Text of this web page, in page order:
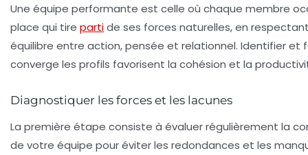
Une équipe performante est celle où chaque membre
place qui tire partide ses forces naturelles, en
équilibre entre action, pensée et relationnel. Identifier et
converge les profils favorisent la cohésion et la
Diagnostiquer les forces et les lacunes
La première étape consiste à évaluer régulièrement la
de votre équipe pour éviter les redondances et les